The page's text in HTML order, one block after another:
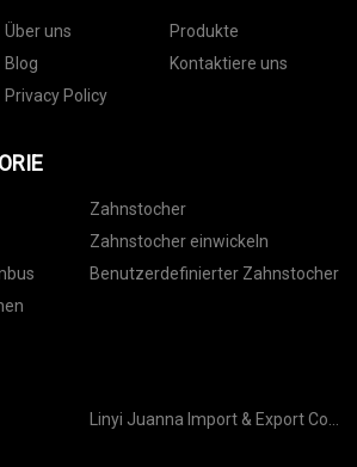
Über uns
Produkte
Blog
Kontaktiere uns
Privacy Policy
Zahnstocher
Zahnstocher einwickeln
Benutzerdefinierter Zahnstocher
Linyi Juanna Import & Export Co .,